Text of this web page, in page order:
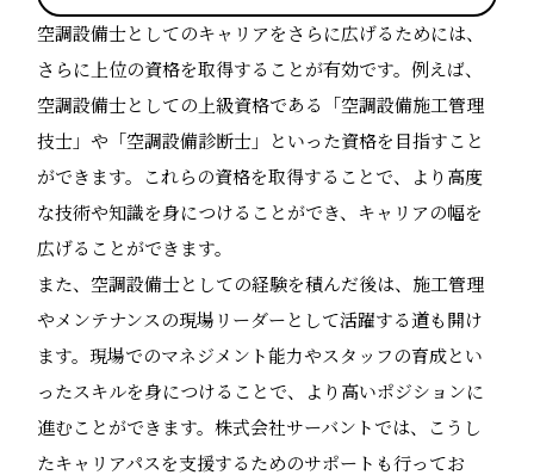
空調設備士としてのキャリアをさらに広げるためには、
さらに上位の資格を取得することが有効です。例えば、
空調設備士としての上級資格である「空調設備施工管理
技士」や「空調設備診断士」といった資格を目指すこと
ができます。これらの資格を取得することで、より高度
な技術や知識を身につけることができ、キャリアの幅を
広げることができます。
また、空調設備士としての経験を積んだ後は、施工管理
やメンテナンスの現場リーダーとして活躍する道も開け
ます。現場でのマネジメント能力やスタッフの育成とい
ったスキルを身につけることで、より高いポジションに
進むことができます。株式会社サーバントでは、こうし
たキャリアパスを支援するためのサポートも行ってお